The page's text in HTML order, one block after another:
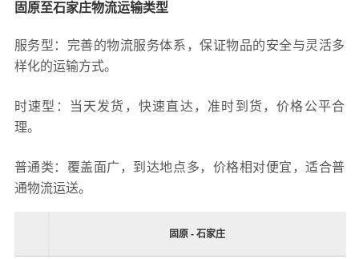
固原至石家庄物流运输类型
服务型：完善的物流服务体系，保证物品的安全与灵活多
样化的运输方式。
时速型：当天发货，快速直达，准时到货，价格公平合
理。
普通类：覆盖面广，到达地点多，价格相对便宜，适合普
通物流运送。
固原 - 石家庄